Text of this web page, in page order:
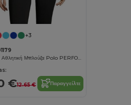
+3
Γυναικεία Αθλητική Μπλούζα Polo PERFORMER
€12.65 € Παραγγείλτε